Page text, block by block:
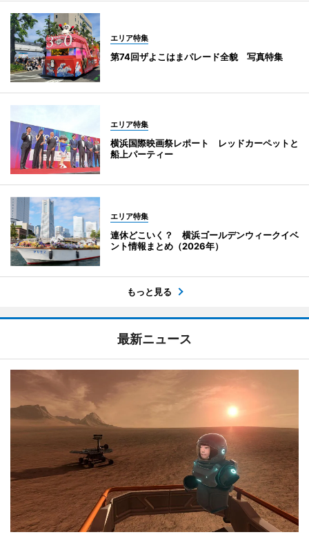
エリア特集
第74回ザよこはまパレード全貌 写真特集
エリア特集
横浜国際映画祭レポート レッドカーペットと
船上パーティー
エリア特集
連休どこいく？ 横浜ゴールデンウィークイベ
ント情報まとめ（2026年）
もっと見る
最新ニュース